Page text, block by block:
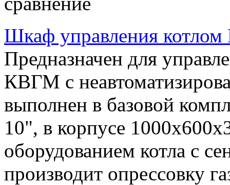
Шкаф управления
Предназначен для
КВГМ с
выполнен в базовой
10", в корпусе
оборудованием котла с
производит опрессовку